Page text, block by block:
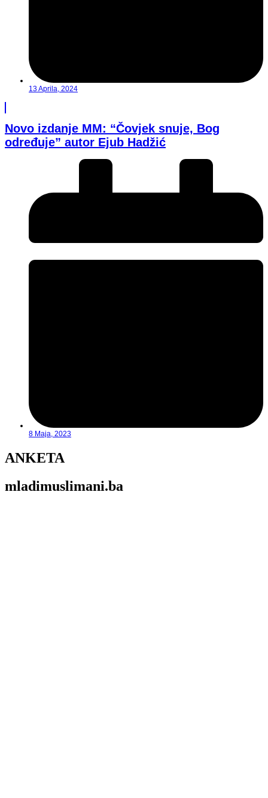
13 Aprila, 2024
Novo izdanje MM: “Čovjek snuje, Bog
određuje” autor Ejub Hadžić
8 Maja, 2023
ANKETA
mladimuslimani.ba